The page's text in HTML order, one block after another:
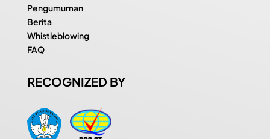
Pengumuman
Berita
Whistleblowing
FAQ
RECOGNIZED BY